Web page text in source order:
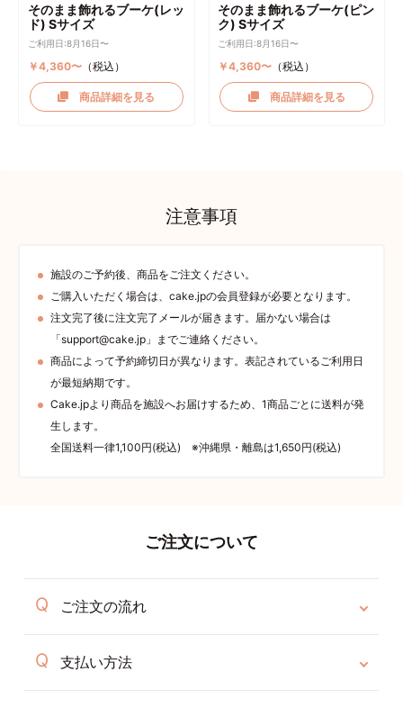
そのまま飾れるブーケ(レッ
ド) Sサイズ
ご利用日:8月16日〜
￥4,360〜（税込）
商品詳細を見る
そのまま飾れるブーケ(ピン
ク) Sサイズ
ご利用日:8月16日〜
￥4,360〜 （税込）
商品詳細を見る
注意事項
施設のご予約後、商品をご注文ください。
ご購入いただく場合は、cake.jpの会員登録が必要となります。
注文完了後に注文完了メールが届きます。届かない場合は
「support@cake.jp」までご連絡ください。
商品によって予約締切日が異なります。表記されているご利用日
が最短納期です。
Cake.jpより商品を施設へお届けするため、1商品ごとに送料が発
生します。
全国送料一律1,100円(税込) ※沖縄県・離島は1,650円(税込)
ご注文について
ご注文の流れ
支払い方法